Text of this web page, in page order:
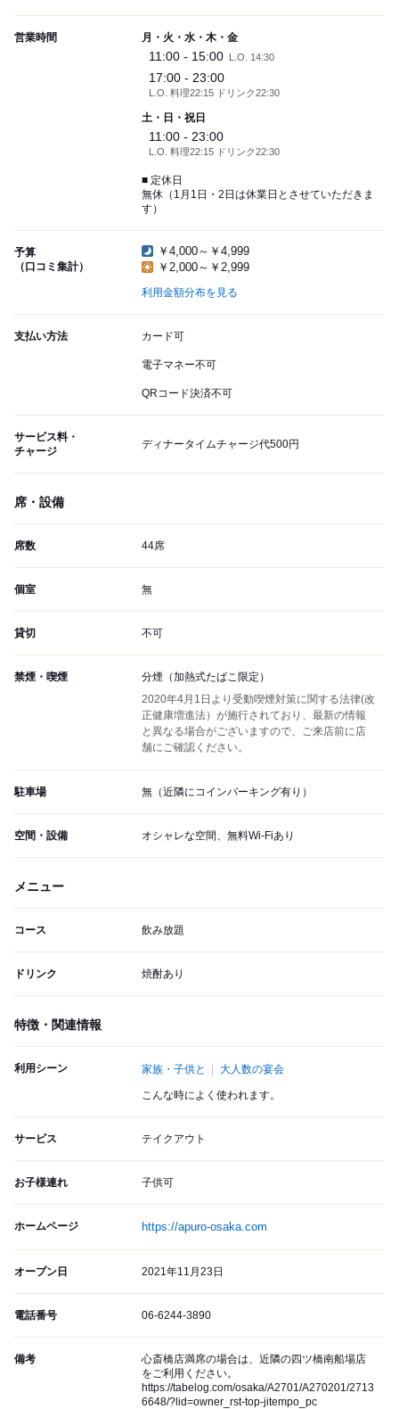
営業時間 月・火・水・木・金
11:00 - 15:00 L.O. 14:30
17:00 - 23:00
L.O. 料理22:15 ドリンク22:30
土・日・祝日
11:00 - 23:00
L.O. 料理22:15 ドリンク22:30
■ 定休日
無休（1月1日・2日は休業日とさせていただきま
す）
予算
（口コミ集計）
￥4,000～￥4,999
￥2,000～￥2,999
利用金額分布を見る
支払い方法 カード可
電子マネー不可
QRコード決済不可
サービス料・
チャージ
ディナータイムチャージ代500円
席・設備
席数 44席
個室 無
貸切 不可
禁煙・喫煙
分煙（加熱式たばこ限定）
2020年4月1日より受動喫煙対策に関する法律(改
正健康増進法）が施行されており、最新の情報
と異なる場合がございますので、ご来店前に店
舗にご確認ください。
駐車場 無（近隣にコインパーキング有り）
空間・設備 オシャレな空間、無料Wi-Fiあり
メニュー
コース 飲み放題
ドリンク 焼酎あり
特徴・関連情報
利用シーン 家族・子供と 大人数の宴会
こんな時によく使われます。
サービス テイクアウト
お子様連れ 子供可
ホームページ https://apuro-osaka.com
オープン日 2021年11月23日
電話番号 06-6244-3890
備考
心斎橋店満席の場合は、近隣の四ツ橋南船場店
をご利用ください。
https://tabelog.com/osaka/A2701/A270201/2713
6648/?lid=owner_rst-top-jitempo_pc